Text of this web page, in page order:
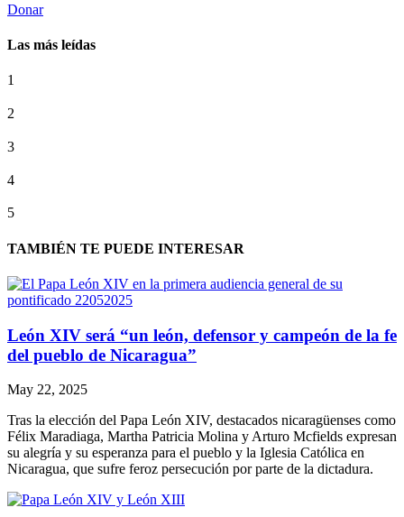
Donar
Las más leídas
1
2
3
4
5
TAMBIÉN TE PUEDE INTERESAR
León XIV será “un león, defensor y campeón de la fe
del pueblo de Nicaragua”
May 22, 2025
Tras la elección del Papa León XIV, destacados nicaragüenses como
Félix Maradiaga, Martha Patricia Molina y Arturo Mcfields expresan
su alegría y su esperanza para el pueblo y la Iglesia Católica en
Nicaragua, que sufre feroz persecución por parte de la dictadura.